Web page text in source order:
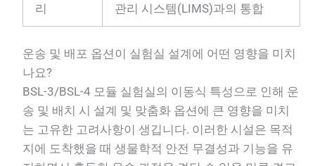
리
관리 시스템(LIMS)과의 통합
운송 및 배포 옵션이 실험실 설계에 어떤 영향을 미치
나요?
BSL-3/BSL-4 모듈 실험실의 이동식 특성으로 인해 운
송 및 배치 시 설계 및 맞춤화 옵션에 큰 영향을 미치
는 고유한 고려사항이 생깁니다. 이러한 시설은 목적
지에 도착했을 때 생물학적 안전 무결성과 기능을 유